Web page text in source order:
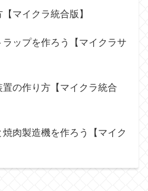
マイクラ統合版】
ップを作ろう【マイクラサ
の作り方【マイクラ統合
肉製造機を作ろう【マイク